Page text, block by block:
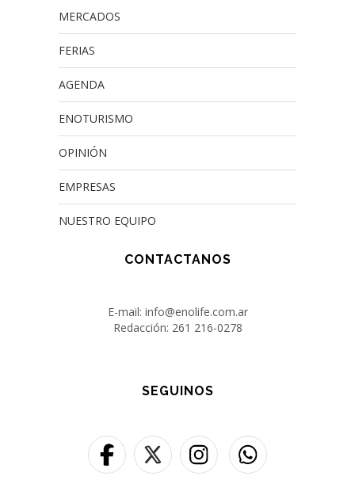
MERCADOS
FERIAS
AGENDA
ENOTURISMO
OPINIÓN
EMPRESAS
NUESTRO EQUIPO
CONTACTANOS
E-mail: info@enolife.com.ar
Redacción: 261 216-0278
SEGUINOS